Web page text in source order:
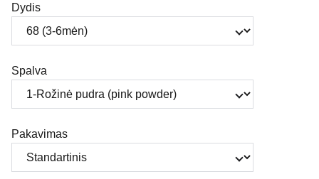
Dydis
Spalva
Pakavimas